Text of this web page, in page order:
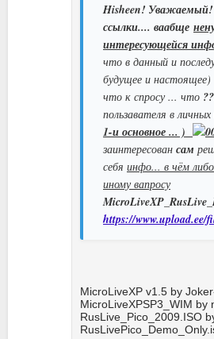
Hisheen! Уважаемый!
ссылки.... ваабще
интересующейся
что в данный и
будущее и настоящее)
что к спросу ... что
пользавателя в
1-и основное ... )
заинтересован сам
себя инфо... в чём
иному вапросу
https://www.upload.ee/
MicroLiveXP v1.5 by
MicroLiveXPSP3_WIM by
RusLive_Pico_2009.ISO